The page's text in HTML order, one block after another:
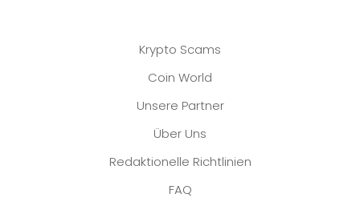
Krypto Scams
Coin World
Unsere Partner
Über Uns
Redaktionelle Richtlinien
FAQ